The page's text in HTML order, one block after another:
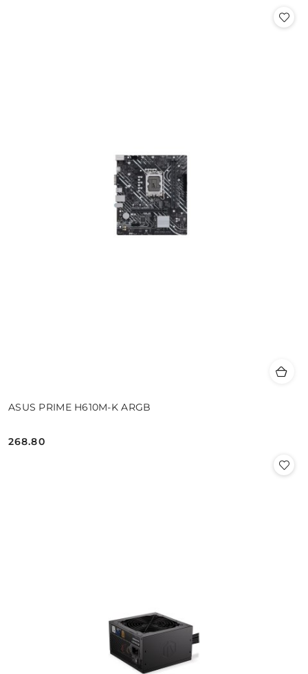
ASUS PRIME H610M-K ARGB
Cena:
268.80